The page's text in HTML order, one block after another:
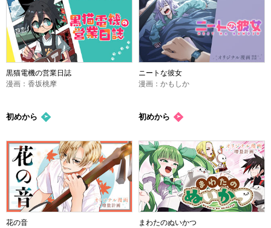
黒猫電機の営業日誌
漫画：香坂桃摩
初めから
ニートな彼女
漫画：かもしか
初めから
花の音
まわたのぬいかつ